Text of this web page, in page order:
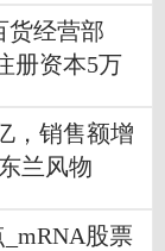
货经营部
册资本5万
，销售额增
兰风物
股票